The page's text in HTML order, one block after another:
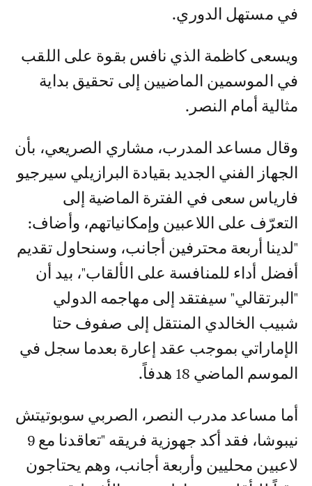
في مستهل الدوري.
ويسعى كاظمة الذي نافس بقوة على اللقب
في الموسمين الماضيين إلى تحقيق بداية
مثالية أمام النصر.
وقال مساعد المدرب، مشاري الصريعي، بأن
الجهاز الفني الجديد بقيادة البرازيلي سيرجيو
فارياس سعى في الفترة الماضية إلى
التعرّف على اللاعبين وإمكانياتهم، وأضاف:
"لدينا أربعة محترفين أجانب، وسنحاول تقديم
أفضل أداء للمنافسة على الألقاب"، بيد أن
"البرتقالي" سيفتقد إلى مهاجمه الدولي
شبيب الخالدي المنتقل إلى صفوف حتا
الإماراتي بموجب عقد إعارة بعدما سجل في
الموسم الماضي 18 هدفاً.
أما مساعد مدرب النصر، الصربي سوبوتيتش
نيبوشا، فقد أكد جهوزية فريقه "تعاقدنا مع 9
لاعبين محليين وأربعة أجانب، وهم يحتاجون